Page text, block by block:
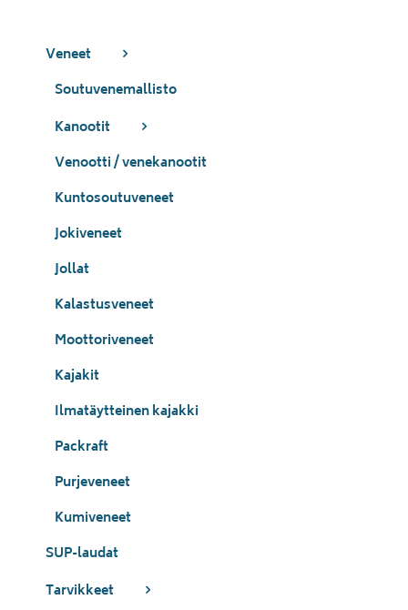
Veneet
Soutuvenemallisto
Kanootit
Venootti / venekanootit
Kuntosoutuveneet
Jokiveneet
Jollat
Kalastusveneet
Moottoriveneet
Kajakit
Ilmatäytteinen kajakki
Packraft
Purjeveneet
Kumiveneet
SUP-laudat
Tarvikkeet